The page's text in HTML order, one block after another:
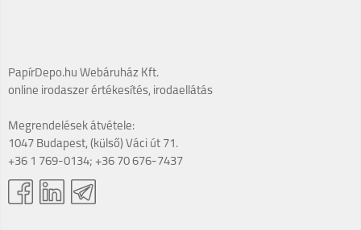
PapírDepo.hu Webáruház Kft.
online irodaszer értékesítés, irodaellátás
Megrendelések átvétele:
1047 Budapest, (külső) Váci út 71.
+36 1 769-0134; +36 70 676-7437